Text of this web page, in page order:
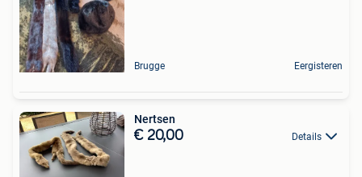
Brugge Eergisteren
Nertsen
€ 20,00 Details